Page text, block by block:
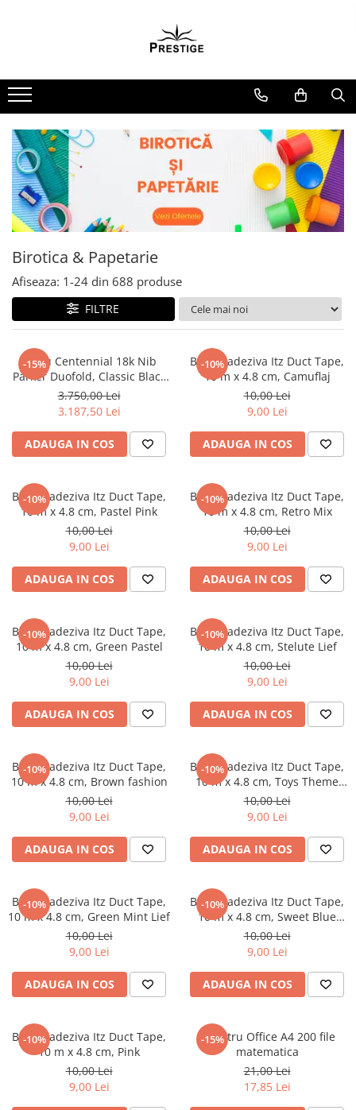
Noutati
Promotii
Pachete Speciale Carti
Spiritualitate - Ezoterism
AngelConnection
Arte Divinatorii
Astrologie
Dezvoltare Spirituala
KidConnection
Minte Corp
Numerologie
Paranormal
Parapsihologie
Ramtha
ReConnect
Religie
Crestinism
ScienceConnection
SelfConnect
Vindecare Spirituala
Sanatate
Gastronomik
Masaj
Medicina & Farmacie
Medicina Pentru Toti
SealfHealing
Sport
Terapii Alternative
AudioBook
Beletristica
Biografii, Memorii, Jurnale
Carti erotice
Adult
Crime, Thriller, Mistery
Literatura Romana
Birotica & Papetarie
Afiseaza: 1-24 din 688 produse
FILTRE
-15%
Stilou Centennial 18k Nib
Parker Duofold, Classic Black
Gt
3.750,00 Lei
3.187,50 Lei
ADAUGA IN COS
-10%
Banda adeziva Itz Duct Tape,
10 m x 4.8 cm, Camuflaj
10,00 Lei
9,00 Lei
ADAUGA IN COS
-10%
Banda adeziva Itz Duct Tape,
10 m x 4.8 cm, Pastel Pink
10,00 Lei
9,00 Lei
ADAUGA IN COS
-10%
Banda adeziva Itz Duct Tape,
10 m x 4.8 cm, Retro Mix
10,00 Lei
9,00 Lei
ADAUGA IN COS
-10%
Banda adeziva Itz Duct Tape,
10 m x 4.8 cm, Green Pastel
10,00 Lei
9,00 Lei
ADAUGA IN COS
-10%
Banda adeziva Itz Duct Tape,
10 m x 4.8 cm, Stelute Lief
10,00 Lei
9,00 Lei
ADAUGA IN COS
-10%
Banda adeziva Itz Duct Tape,
10 m x 4.8 cm, Brown fashion
10,00 Lei
9,00 Lei
ADAUGA IN COS
-10%
Banda adeziva Itz Duct Tape,
10 m x 4.8 cm, Toys Theme
Bike
10,00 Lei
9,00 Lei
ADAUGA IN COS
-10%
Banda adeziva Itz Duct Tape,
10 m x 4.8 cm, Green Mint Lief
10,00 Lei
9,00 Lei
ADAUGA IN COS
-10%
Banda adeziva Itz Duct Tape,
10 m x 4.8 cm, Sweet Blue
Star Lief
10,00 Lei
9,00 Lei
ADAUGA IN COS
-10%
Banda adeziva Itz Duct Tape,
10 m x 4.8 cm, Pink
10,00 Lei
9,00 Lei
-15%
Registru Office A4 200 file
matematica
21,00 Lei
17,85 Lei